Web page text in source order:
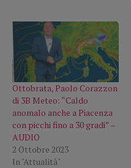
Ottobrata, Paolo Corazzon
di 3B Meteo: “Caldo
anomalo anche a Piacenza
con picchi fino a 30 gradi” –
AUDIO
2 Ottobre 2023
In "Attualità"